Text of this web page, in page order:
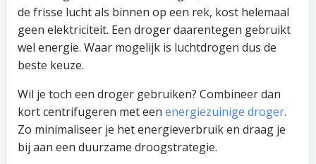
de frisse lucht als binnen op een rek, kost helemaal
geen elektriciteit. Een droger daarentegen gebruikt
wel energie. Waar mogelijk is luchtdrogen dus de
beste keuze.
Wil je toch een droger gebruiken? Combineer dan
kort centrifugeren met een energiezuinige droger.
Zo minimaliseer je het energieverbruik en draag je
bij aan een duurzame droogstrategie.